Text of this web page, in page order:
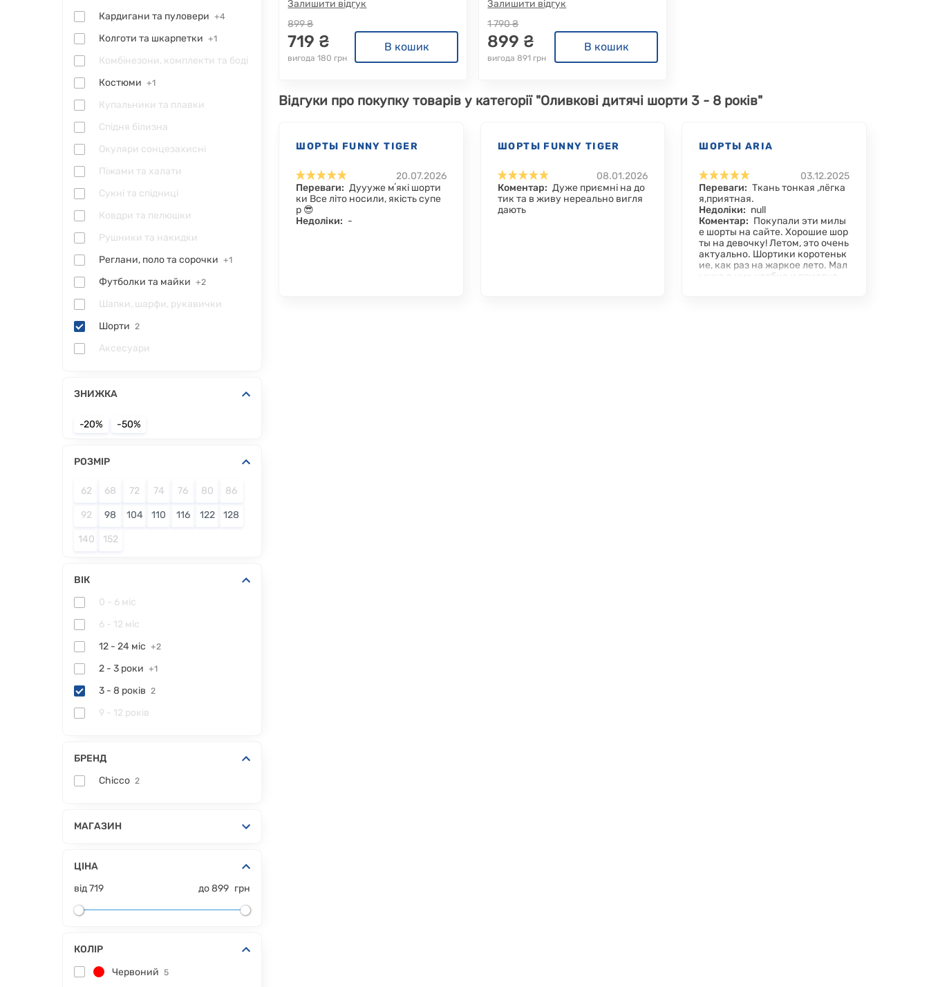
Кардигани та пуловери +4
Колготи та шкарпетки +1
Комбінезони, комплекти та боді
Костюми +1
Купальники та плавки
Спідня білизна
Окуляри сонцезахисні
Піжами та халати
Сукні та спідниці
Ковдри та пелюшки
Рушники та накидки
Реглани, поло та сорочки +1
Футболки та майки +2
Шапки, шарфи, рукавички
Шорти 2
Аксесуари
ЗНИЖКА
-20% -50%
РОЗМІР
62 68 72 74 76 80 86
92 98 104 110 116 122 128
140 152
ВІК
0 - 6 міс
6 - 12 міс
12 - 24 міс +2
2 - 3 роки +1
3 - 8 років 2
9 - 12 років
БРЕНД
Chicco 2
МАГАЗИН
ЦІНА
від719 до 899 грн
КОЛІР
Червоний 5
Залишити відгук
899 ₴
719 ₴
вигода 180 грн
В кошик
Залишити відгук
1 790 ₴
899 ₴
вигода 891 грн
В кошик
Відгуки про покупку товарів у категорії "Оливкові дитячі шорти 3 - 8 років"
ШОРТЫ FUNNY TIGER
20.07.2026
Переваги: Дуууже мʼякі шорти
ки Все літо носили, якість супе
р 😎
Недоліки: -
ШОРТЫ FUNNY TIGER
08.01.2026
Коментар: Дуже приємні на до
тик та в живу нереально вигля
дають
ШОРТЫ ARIA
03.12.2025
Переваги: Ткань тонкая ,лёгка
я,приятная.
Недоліки: null
Коментар: Покупали эти милы
е шорты на сайте. Хорошие шор
ты на девочку! Летом, это очень
актуально. Шортики коротеньк
ие, как раз на жаркое лето. Мал
ышке в них удобно и приятно.